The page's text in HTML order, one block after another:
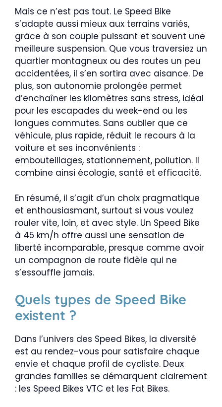
Mais ce n’est pas tout. Le Speed Bike
s’adapte aussi mieux aux terrains variés,
grâce à son couple puissant et souvent une
meilleure suspension. Que vous traversiez un
quartier montagneux ou des routes un peu
accidentées, il s’en sortira avec aisance. De
plus, son autonomie prolongée permet
d’enchaîner les kilomètres sans stress, idéal
pour les escapades du week-end ou les
longues commutes. Sans oublier que ce
véhicule, plus rapide, réduit le recours à la
voiture et ses inconvénients :
embouteillages, stationnement, pollution. Il
combine ainsi écologie, santé et efficacité.
En résumé, il s’agit d’un choix pragmatique
et enthousiasmant, surtout si vous voulez
rouler vite, loin, et avec style. Un Speed Bike
à 45 km/h offre aussi une sensation de
liberté incomparable, presque comme avoir
un compagnon de route fidèle qui ne
s’essouffle jamais.
Quels types de Speed Bike
existent ?
Dans l’univers des Speed Bikes, la diversité
est au rendez-vous pour satisfaire chaque
envie et chaque profil de cycliste. Deux
grandes familles se démarquent clairement
: les Speed Bikes VTC et les Fat Bikes.